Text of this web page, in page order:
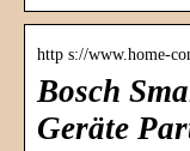
http s://www.home-
Bosch
Geräte